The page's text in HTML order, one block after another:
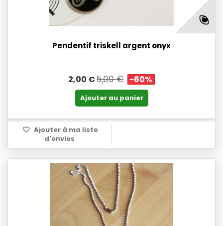
Pendentif triskell argent onyx
2,00 €5,00 € -60%
Ajouter au panier
Ajouter à ma liste
d'envies